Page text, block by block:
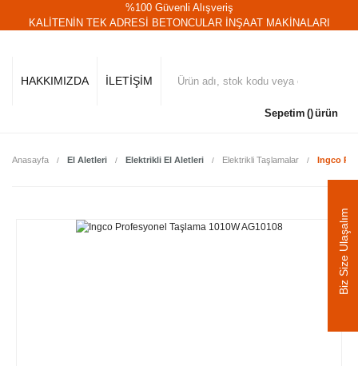
%100 Güvenli Alışveriş
KALİTENİN TEK ADRESİ BETONCULAR İNŞAAT MAKİNALARI
HAKKIMIZDA İLETİŞİM
Sepetim ürün
Anasayfa El Aletleri Elektrikli El Aletleri Elektrikli Taşlamalar Ingco
Biz Size Ulaşalım